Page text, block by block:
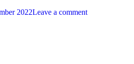
2022Leave a comment